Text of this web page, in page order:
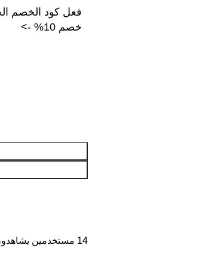
فعل كود الخصم
خصم 10% ->
14 مستخدمين يشاهدون